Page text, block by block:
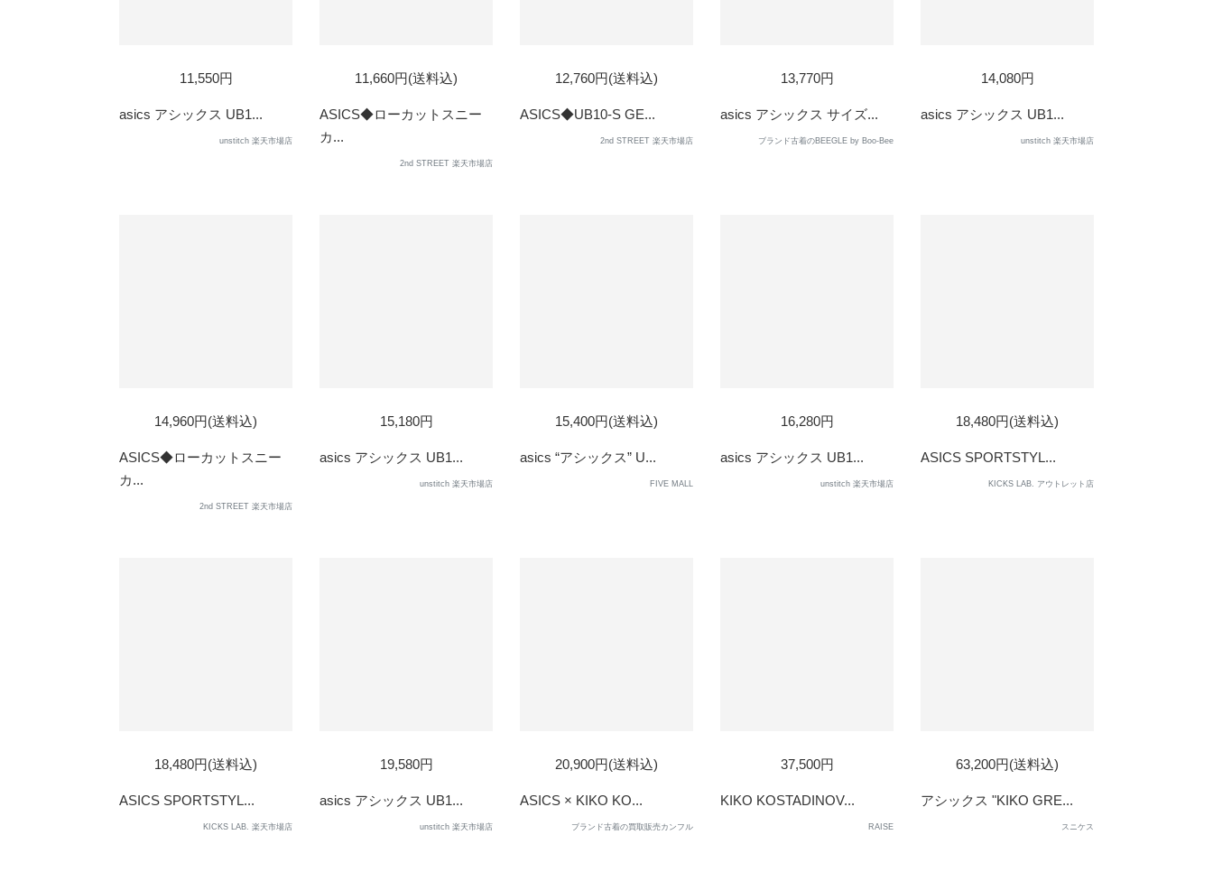
SOLD
OUT
11,550円
asics アシックス UB1...
unstitch 楽天市場店
SOLD
OUT
11,660円(送料込)
ASICS◆ローカットスニー
カ...
2nd STREET 楽天市場店
12,760円(送料込)
ASICS◆UB10-S GE...
2nd STREET 楽天市場店
13,770円
asics アシックス サイズ...
ブランド古着のBEEGLE by Boo-Bee
SOLD
OUT
14,080円
asics アシックス UB1...
unstitch 楽天市場店
14,960円(送料込)
ASICS◆ローカットスニー
カ...
2nd STREET 楽天市場店
SOLD
OUT
15,180円
asics アシックス UB1...
unstitch 楽天市場店
15,400円(送料込)
asics “アシックス” U...
FIVE MALL
SOLD
OUT
16,280円
asics アシックス UB1...
unstitch 楽天市場店
SOLD
OUT
18,480円(送料込)
ASICS SPORTSTYL...
KICKS LAB. アウトレット店
SOLD
OUT
18,480円(送料込)
ASICS SPORTSTYL...
KICKS LAB. 楽天市場店
SOLD
OUT
19,580円
asics アシックス UB1...
unstitch 楽天市場店
SOLD
OUT
20,900円(送料込)
ASICS × KIKO KO...
ブランド古着の買取販売カンフル
37,500円
KIKO KOSTADINOV...
RAISE
63,200円(送料込)
アシックス "KIKO GRE...
スニケス